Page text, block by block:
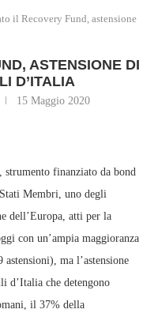
il Recovery Fund, astensione
ASTENSIONE DI
D’ITALIA
15 Maggio 2020
strumento finanziato da bond
Membri, uno degli
dell’Europa, atti per la
con un’ampia maggioranza
ma l’astensione
d’Italia che detengono
il 37% della